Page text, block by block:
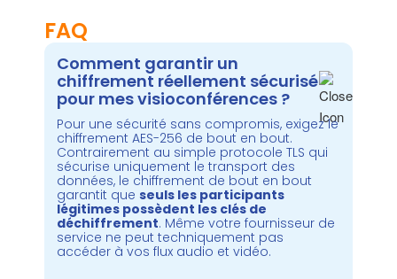
FAQ
Comment garantir un
chiffrement réellement sécurisé
pour mes visioconférences ?
Pour une sécurité sans compromis, exigez le
chiffrement AES-256 de bout en bout.
Contrairement au simple protocole TLS qui
sécurise uniquement le transport des
données, le chiffrement de bout en bout
garantit que seuls les participants
légitimes possèdent les clés de
déchiffrement. Même votre fournisseur de
service ne peut techniquement pas
accéder à vos flux audio et vidéo.